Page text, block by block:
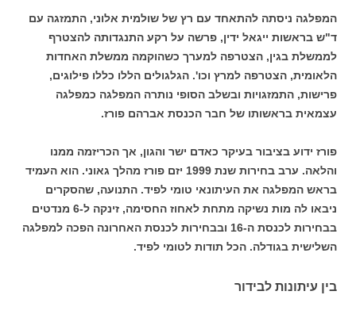
המפלגה ניסתה להתאחד עם רץ של שולמית אלוני, התמזגה עם
ד"ש בראשות ייגאל ידין, פרשה על רקע התנגדותה להצטרף
לממשלת בגין, הצטרפה למערך כשהוקמה ממשלת האחדות
הלאומית, הצטרפה למרץ וכו'. הגלגולים הללו כללו פילוגים,
פרישות, התמזגויות ובשלב הסופי נותרה המפלגה כמפלגה
עצמאית בראשותו של חבר הכנסת אברהם פורז.
פורז ידוע בציבור בעיקר כאדם ישר והגון, אך הכריזמה ממנו
והלאה. ערב בחירות שנת 1999 יזם פורז מהלך גאוני. הוא העמיד
בראש המפלגה את העיתונאי טומי לפיד. התנועה, שהסקרים
ניבאו לה מות נשיקה מתחת לאחוז החסימה, זינקה ל-6 מנדטים
בבחירות לכנסת ה-16 ובבחירות לכנסת האחרונה הפכה למפלגה
השלישית בגודלה. הכל תודות לטומי לפיד.
בין עיתונות לבידור